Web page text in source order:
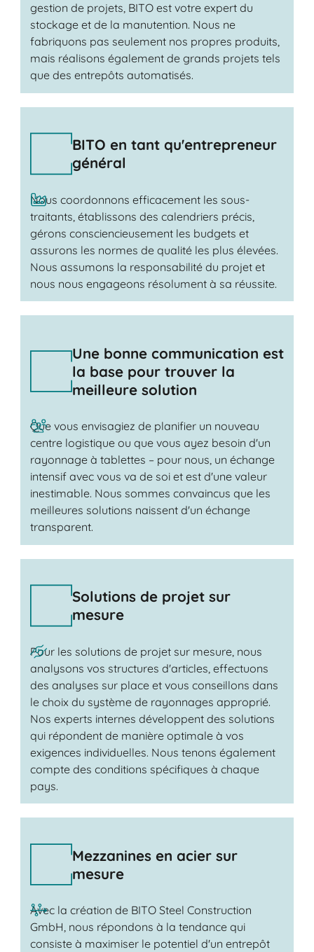
gestion de projets, BITO est votre expert du
stockage et de la manutention. Nous ne
fabriquons pas seulement nos propres produits,
mais réalisons également de grands projets tels
que des entrepôts automatisés.
BITO en tant qu'entrepreneur
général
Nous coordonnons efficacement les sous-
traitants, établissons des calendriers précis,
gérons consciencieusement les budgets et
assurons les normes de qualité les plus élevées.
Nous assumons la responsabilité du projet et
nous nous engageons résolument à sa réussite.
Une bonne communication est
la base pour trouver la
meilleure solution
Que vous envisagiez de planifier un nouveau
centre logistique ou que vous ayez besoin d'un
rayonnage à tablettes – pour nous, un échange
intensif avec vous va de soi et est d'une valeur
inestimable. Nous sommes convaincus que les
meilleures solutions naissent d'un échange
transparent.
Solutions de projet sur
mesure
Pour les solutions de projet sur mesure, nous
analysons vos structures d'articles, effectuons
des analyses sur place et vous conseillons dans
le choix du système de rayonnages approprié.
Nos experts internes développent des solutions
qui répondent de manière optimale à vos
exigences individuelles. Nous tenons également
compte des conditions spécifiques à chaque
pays.
Mezzanines en acier sur
mesure
Avec la création de BITO Steel Construction
GmbH, nous répondons à la tendance qui
consiste à maximiser le potentiel d'un entrepôt